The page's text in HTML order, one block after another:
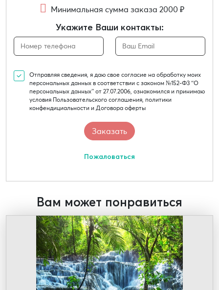
Минимальная сумма заказа 2000 ₽
Укажите Ваши контакты:
Отправляя сведения, я даю свое согласие на обработку моих
персональных данных в соответствии с законом №152-Ф3 “О
персональных данных” от 27.07.2006, ознакомился и принимаю
условия Пользовательского соглашения, политики
конфендициальности и Договора оферты
Пожаловаться
Вам может понравиться